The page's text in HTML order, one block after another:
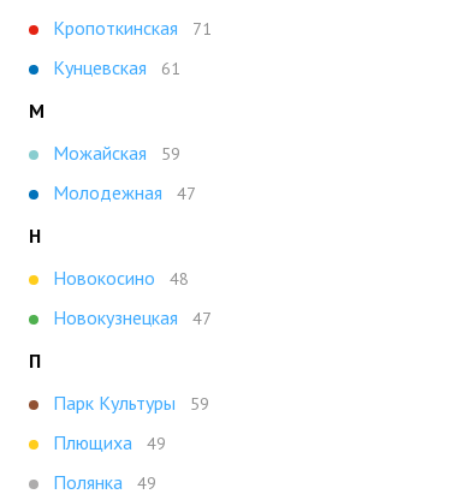
Кропоткинская
71
Кунцевская 61
М
Можайская
59
Молодежная 47
Н
Новокосино
48
Новокузнецкая 47
П
Парк Культуры
59
Плющиха 49
Полянка 49